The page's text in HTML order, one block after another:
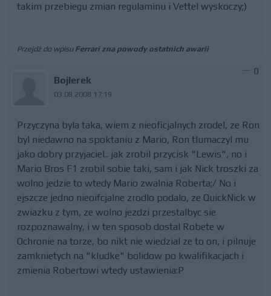
takim przebiegu zmian regulaminu i Vettel wyskoczy;)
Przejdź do wpisu Ferrari zna powody ostatnich awarii
Bojlerek
03.08.2008 17:19
0
Przyczyna byla taka, wiem z nieoficjalnych zrodel, ze Ron
byl niedawno na spoktaniu z Mario, Ron tlumaczyl mu
jako dobry przyjaciel.. jak zrobil przycisk "Lewis", no i
Mario Bros F1 zrobil sobie taki, sam i jak Nick troszki za
wolno jedzie to wtedy Mario zwalnia Roberta;/ No i
ejszcze jedno nieoifcjalne zrodlo podalo, ze QuickNick w
zwiazku z tym, ze wolno jezdzi przestalbyc sie
rozpoznawalny, i w ten sposob dostal Robete w
Ochronie na torze, bo nikt nie wiedzial ze to on, i pilnuje
zamknietych na "kludke" bolidow po kwalifikacjach i
zmienia Robertowi wtedy ustawienia:P